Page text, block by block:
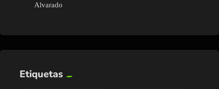
Alvarado
Etiquetas